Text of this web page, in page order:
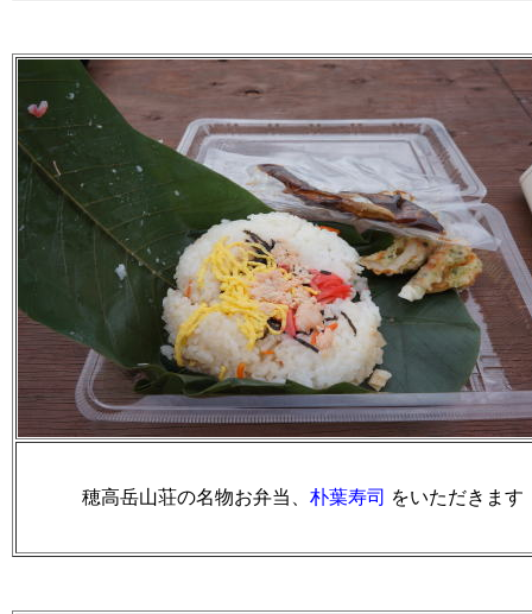
穂高岳山荘の名物お弁当、 朴葉寿司 をいただきます